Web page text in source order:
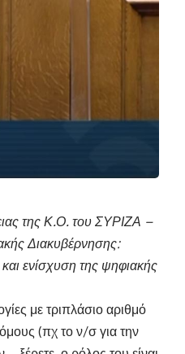
της Κ.Ο. του ΣΥΡΙΖΑ –
Διακυβέρνησης:
ενίσχυση της ψηφιακής
με τριπλάσιο αριθμό
(πχ το ν/σ για την